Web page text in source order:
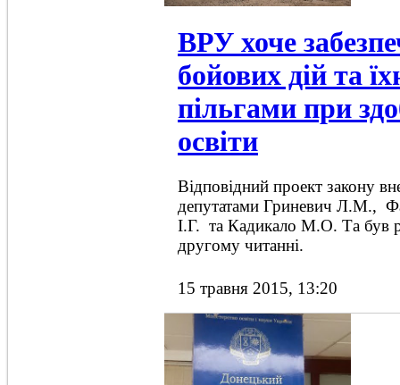
ВРУ хоче
бойових дій та
пільгами при
освіти
Відповідний проект закону
депутатами Гриневич Л.М.,
І.Г. та Кадикало М.О. Та був
другому читанні.
15 травня 2015, 13:20